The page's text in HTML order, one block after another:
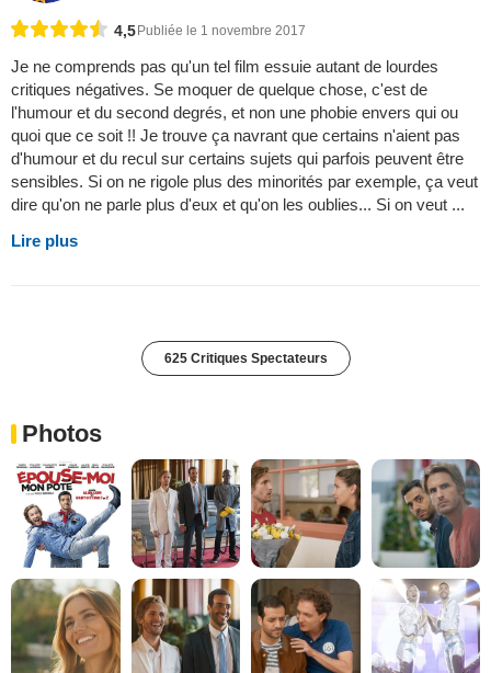
4,5Publiée le 1 novembre 2017
Je ne comprends pas qu'un tel film essuie autant de lourdes
critiques négatives. Se moquer de quelque chose, c'est de
l'humour et du second degrés, et non une phobie envers qui ou
quoi que ce soit !! Je trouve ça navrant que certains n'aient pas
d'humour et du recul sur certains sujets qui parfois peuvent être
sensibles. Si on ne rigole plus des minorités par exemple, ça veut
dire qu'on ne parle plus d'eux et qu'on les oublies... Si on veut ...
Lire plus
625 Critiques Spectateurs
Photos